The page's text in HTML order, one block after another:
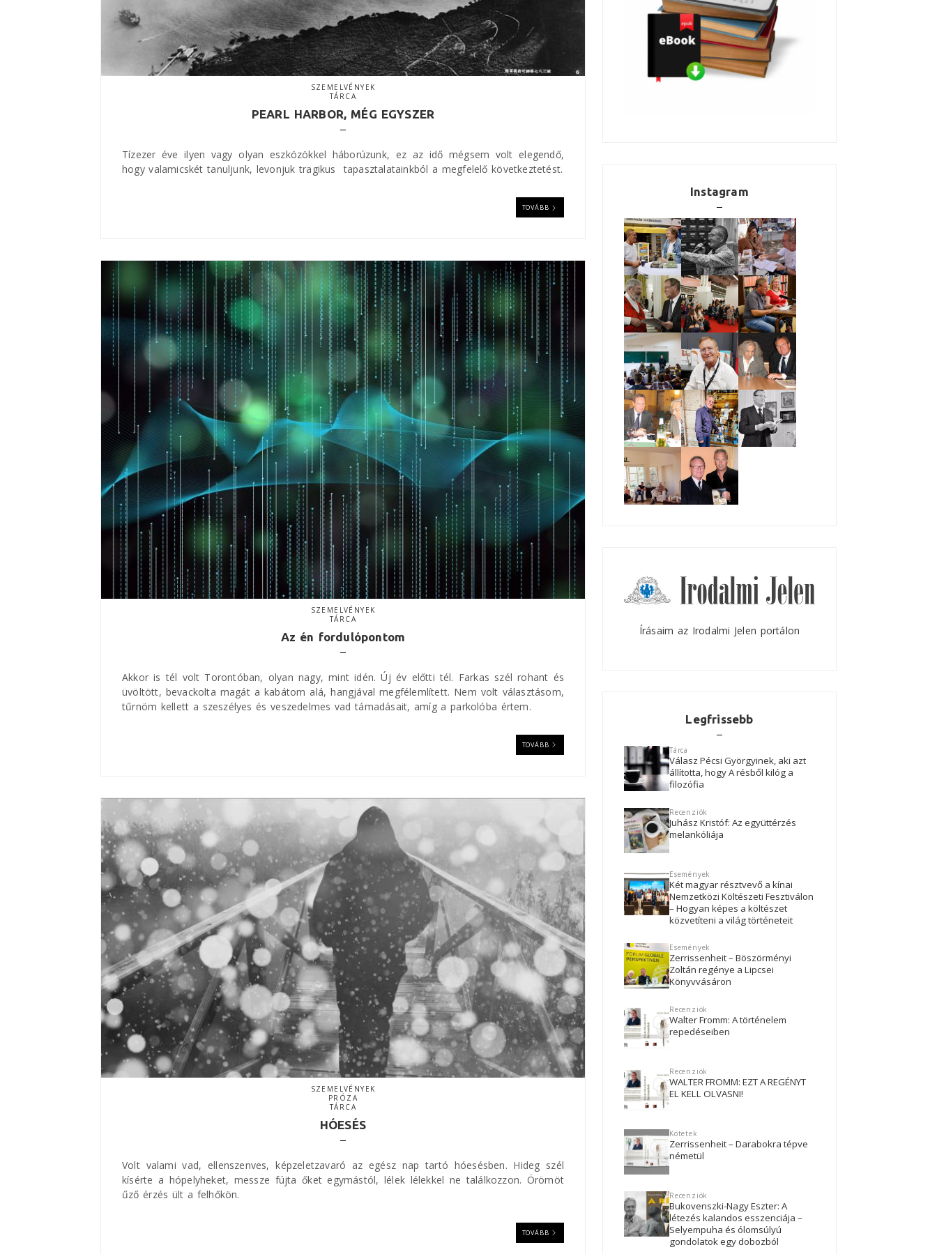
SZEMELVÉNYEK
TÁRCA
PEARL HARBOR, MÉG EGYSZER
Tízezer éve ilyen vagy olyan eszközökkel háborúzunk, ez az idő mégsem volt elegendő,
hogy valamicskét tanuljunk, levonjuk tragikus tapasztalatainkból a megfelelő következtetést.
TOVÁBB
SZEMELVÉNYEK
TÁRCA
Az én fordulópontom
Akkor is tél volt Torontóban, olyan nagy, mint idén. Új év előtti tél. Farkas szél rohant és
üvöltött, bevackolta magát a kabátom alá, hangjával megfélemlített. Nem volt választásom,
tűrnöm kellett a szeszélyes és veszedelmes vad támadásait, amíg a parkolóba értem.
TOVÁBB
SZEMELVÉNYEK
PRÓZA
TÁRCA
HÓESÉS
Volt valami vad, ellenszenves, képzeletzavaró az egész nap tartó hóesésben. Hideg szél
kísérte a hópelyheket, messze fújta őket egymástól, lélek lélekkel ne találkozzon. Örömöt
űző érzés ült a felhőkön.
TOVÁBB
Instagram
Írásaim az Irodalmi Jelen portálon
Legfrissebb
Tárca
Válasz Pécsi Györgyinek, aki azt
állította, hogy A résből kilóg a
filozófia
Recenziók
Juhász Kristóf: Az együttérzés
melankóliája
Események
Két magyar résztvevő a kínai
Nemzetközi Költészeti Fesztiválon
– Hogyan képes a költészet
közvetíteni a világ történeteit
Események
Zerrissenheit – Böszörményi
Zoltán regénye a Lipcsei
Könyvvásáron
Recenziók
Walter Fromm: A történelem
repedéseiben
Recenziók
WALTER FROMM: EZT A REGÉNYT
EL KELL OLVASNI!
Kötetek
Zerrissenheit – Darabokra tépve
németül
Recenziók
Bukovenszki-Nagy Eszter: A
létezés kalandos esszenciája –
Selyempuha és ólomsúlyú
gondolatok egy dobozból